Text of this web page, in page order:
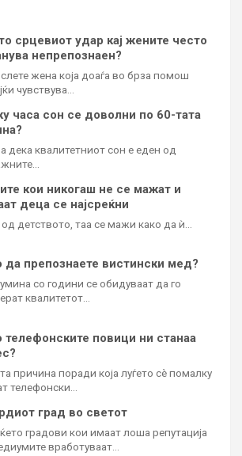
срцевиот удар кај жените често
непрепознаен?
жена која доаѓа во брза помош
чувствува…
часа сон се доволни по 60-тата
дека квалитетниот сон е еден од
кои никогаш не се мажат и
деца се најсреќни
детството, таа се мажи како да ѝ…
да препознаете вистински мед?
со години се обидуваат да го
квалитетот…
телефонските повици ни станаа
причина поради која луѓето сè помалку
телефонски…
град во светот
градови кои имаат лоша репутација
вработуваат…